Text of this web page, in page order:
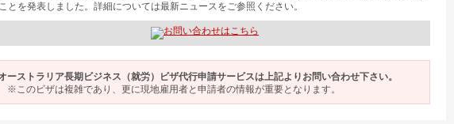
とを発表しました。詳細については最新ニュースをご参照ください。
ーストラリア長期ビジネス（就労）ビザ代行申請サービスは上記よりお問い合わせ下さい。
のビザは複雑であり、更に現地雇用者と申請者の情報が重要となります。